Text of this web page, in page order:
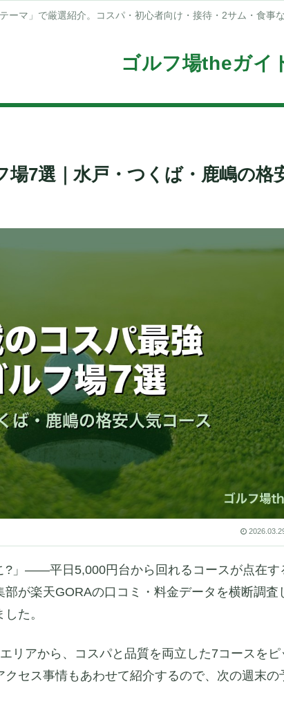
ーマ」で厳選紹介。コスパ・初心者向け・接待・2サム・食事
ゴルフ場theガイ
7選｜水戸・つくば・鹿嶋の格
?」――平日5,000円台から回れるコースが点在す
が楽天GORAの口コミ・料金データを横断調査
た。
リアから、コスパと品質を両立した7コースを
セス事情もあわせて紹介するので、次の週末の